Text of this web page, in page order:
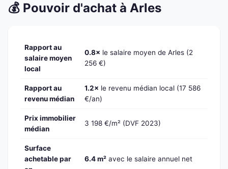
💰 Pouvoir d'achat à Arles
Rapport au
salaire moyen
local
0.8× le salaire moyen de Arles (2
256 €)
Rapport au
revenu médian
1.2× le revenu médian local (17 586
€/an)
Prix immobilier
médian
3 198 €/m² (DVF 2023)
Surface
achetable par
6.4 m² avec le salaire annuel net